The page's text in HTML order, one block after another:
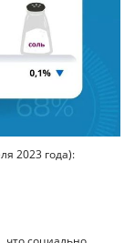
2023 года):